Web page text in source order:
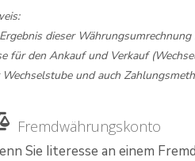
dieser
für den Ankauf und Verkauf
Wechselstube und auch
Fremdwährungskonto
Sie Iiteresse an einem